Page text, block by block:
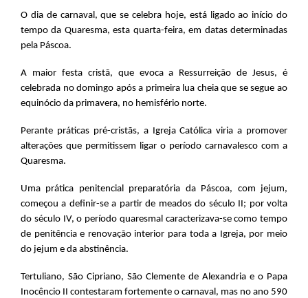
O dia de carnaval, que se celebra hoje, está ligado ao início do
tempo da Quaresma, esta quarta-feira, em datas determinadas
pela Páscoa.
A maior festa cristã, que evoca a Ressurreição de Jesus, é
celebrada no domingo após a primeira lua cheia que se segue ao
equinócio da primavera, no hemisfério norte.
Perante práticas pré-cristãs, a Igreja Católica viria a promover
alterações que permitissem ligar o período carnavalesco com a
Quaresma.
Uma prática penitencial preparatória da Páscoa, com jejum,
começou a definir-se a partir de meados do século II; por volta
do século IV, o período quaresmal caracterizava-se como tempo
de penitência e renovação interior para toda a Igreja, por meio
do jejum e da abstinência.
Tertuliano, São Cipriano, São Clemente de Alexandria e o Papa
Inocêncio II contestaram fortemente o carnaval, mas no ano 590